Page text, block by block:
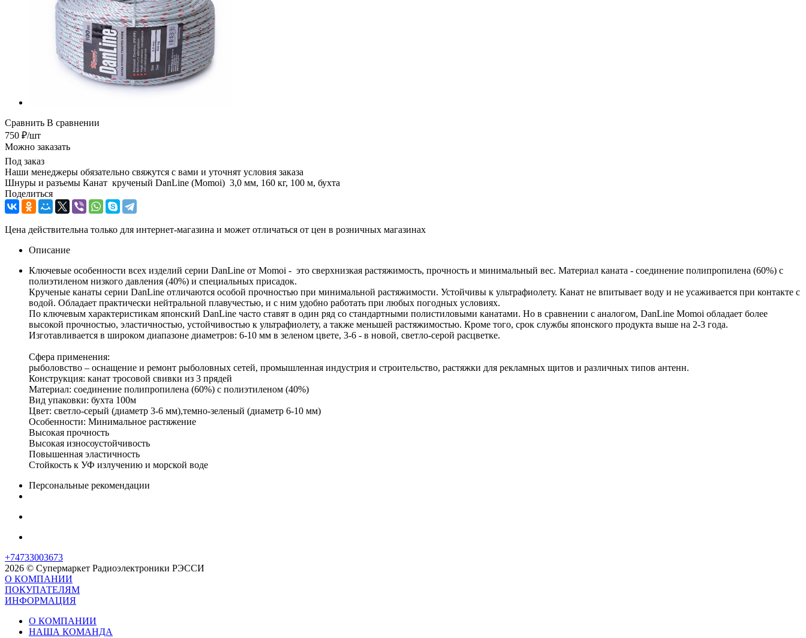
Сравнить В сравнении
750 ₽/шт
Можно заказать
Под заказ
Наши менеджеры обязательно свяжутся с вами и уточнят условия заказа
Шнуры и разъемы Канат крученый DanLine (Momoi) 3,0 мм, 160 кг, 100 м, бухта
Поделиться
Цена действительна только для интернет-магазина и может отличаться от цен в розничных магазинах
Описание
Ключевые особенности всех изделий серии DanLine от Momoi - это сверхнизкая растяжимость, прочность и минимальный вес. Материал каната - соединение полипропилена (60%) с
полиэтиленом низкого давления (40%) и специальных присадок.
Крученые канаты серии DanLine отличаются особой прочностью при минимальной растяжимости. Устойчивы к ультрафиолету. Канат не впитывает воду и не усаживается при контакте с
водой. Обладает практически нейтральной плавучестью, и с ним удобно работать при любых погодных условиях.
По ключевым характеристикам японский DanLine часто ставят в один ряд со стандартными полистиловыми канатами. Но в сравнении с аналогом, DanLine Momoi обладает более
высокой прочностью, эластичностью, устойчивостью к ультрафиолету, а также меньшей растяжимостью. Кроме того, срок службы японского продукта выше на 2-3 года.
Изготавливается в широком диапазоне диаметров: 6-10 мм в зеленом цвете, 3-6 - в новой, светло-серой расцветке.
Сфера применения:
рыболовство – оснащение и ремонт рыболовных сетей, промышленная индустрия и строительство, растяжки для рекламных щитов и различных типов антенн.
Конструкция: канат тросовой свивки из 3 прядей
Материал: соединение полипропилена (60%) с полиэтиленом (40%)
Вид упаковки: бухта 100м
Цвет: светло-серый (диаметр 3-6 мм),темно-зеленый (диаметр 6-10 мм)
Особенности: Минимальное растяжение
Высокая прочность
Высокая износоустойчивость
Повышенная эластичность
Стойкость к УФ излучению и морской воде
Персональные рекомендации
+74733003673
2026 © Супермаркет Радиоэлектроники РЭССИ
О КОМПАНИИ
ПОКУПАТЕЛЯМ
ИНФОРМАЦИЯ
О КОМПАНИИ
НАША КОМАНДА